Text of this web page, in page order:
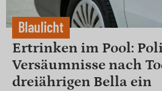
Blaulicht
Ertrinken im Pool:
Versäumnisse nach
dreiährigen Bella ein